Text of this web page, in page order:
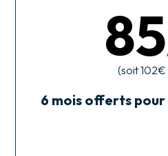
85
(soit 102€
6 mois offerts pour